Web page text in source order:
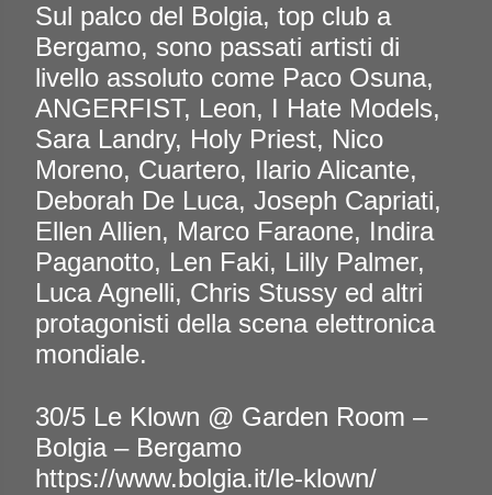
Sul palco del Bolgia, top club a
Bergamo, sono passati artisti di
livello assoluto come Paco Osuna,
ANGERFIST, Leon, I Hate Models,
Sara Landry, Holy Priest, Nico
Moreno, Cuartero, Ilario Alicante,
Deborah De Luca, Joseph Capriati,
Ellen Allien, Marco Faraone, Indira
Paganotto, Len Faki, Lilly Palmer,
Luca Agnelli, Chris Stussy ed altri
protagonisti della scena elettronica
mondiale.
30/5 Le Klown @ Garden Room –
Bolgia – Bergamo
https://www.bolgia.it/le-klown/